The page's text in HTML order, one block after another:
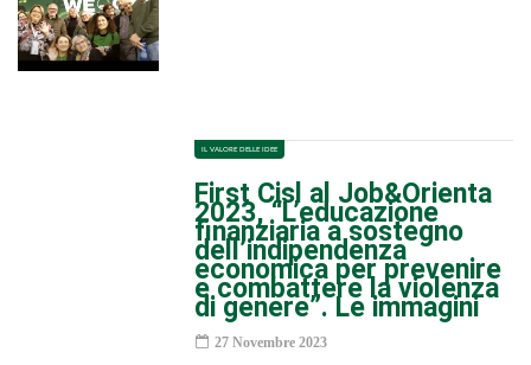
IL VALORE DELLE IDEE
First Cisl al Job&Orienta
2023, “L’educazione
finanziaria a sostegno
dell’indipendenza
economica per prevenire
e combattere la violenza
di genere”. Le immagini
27 Novembre 2023